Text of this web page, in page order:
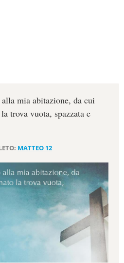
mia abitazione, da cui
trova vuota, spazzata e
MATTEO 12